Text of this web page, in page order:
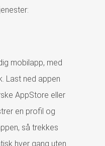
mobilapp, med
Last ned appen
AppStore eller
en profil og
så trekkes
hver gang uten